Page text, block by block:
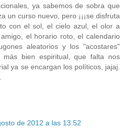
ya sabemos de sobra que
un curso nuevo, pero ¡¡¡se disfruta
con el sol, el cielo azul, el olor a
el horario roto, el calendario
aleatorios y los "acostares"
bien espiritual, que falta nos
ya se encargan los políticos, jajaj.
de 2012 a las 13:52